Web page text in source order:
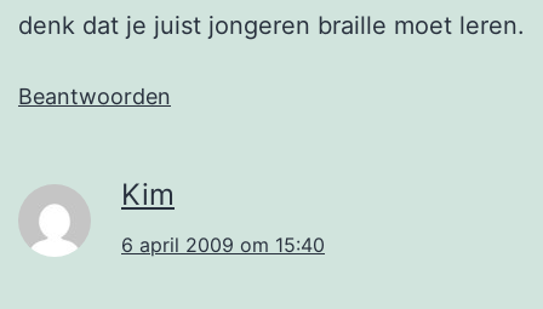
denk dat je juist jongeren braille moet leren.
Beantwoorden
Kim
6 april 2009 om 15:40